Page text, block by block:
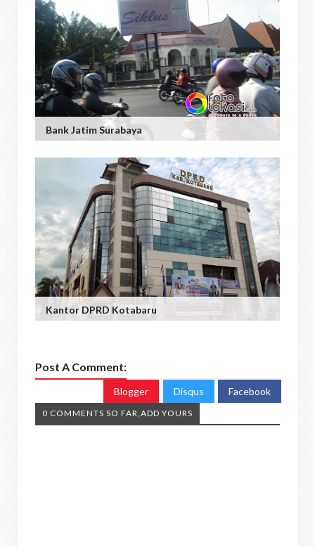
Bank Jatim Surabaya
Kantor DPRD Kotabaru
Post A Comment:
Blogger Disqus Facebook
0 COMMENTS SO FAR,ADD YOURS